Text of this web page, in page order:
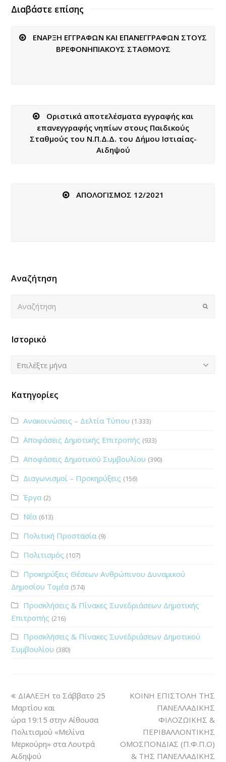
Διαβάστε επίσης
ΕΝΑΡΞΗ ΕΓΓΡΑΦΩΝ ΚΑΙ ΕΠΑΝΕΓΓΡΑΦΩΝ ΣΤΟΥΣ
ΒΡΕΦΟΝΗΠΙΑΚΟΥΣ ΣΤΑΘΜΟΥΣ
Οριστικά αποτελέσματα εγγραφής και
επανεγγραφής νηπίων στους Παιδικούς
Σταθμούς του Ν.Π.Δ.Δ. του Δήμου Ιστιαίας-
Αιδηψού
ΑΠΟΛΟΓΙΣΜΟΣ 12/2021
Αναζήτηση
Submit
Ιστορικό
Ιστορικό
Επιλέξτε μήνα
Κατηγορίες
Ανακοινώσεις – Δελτία Τύπου (1.333)
Αποφάσεις Δημοτικής Επιτροπής (933)
Αποφάσεις Δημοτικού Συμβουλίου (390)
Διαγωνισμοί – Προκηρύξεις (156)
Έργα (2)
Νέα (613)
Πολιτική Προστασία (9)
Πολιτισμός (107)
Προκηρύξεις Θέσεων Ανθρώπινου Δυναμικού
Δημοσίου Τομέα (574)
Προσκλήσεις & Πίνακες Συνεδριάσεων Δημοτικής
Επιτροπής (216)
Προσκλήσεις & Πίνακες Συνεδριάσεων Δημοτικού
Συμβουλίου (380)
ΔΙΑΛΕΞΗ το Σάββατο 25
Μαρτίου και
ώρα 19:15 στην Αίθουσα
Πολιτισμού «Μελίνα
Μερκούρη» στα Λουτρά
Αιδηψού
ΚΟΙΝΗ ΕΠΙΣΤΟΛΗ ΤΗΣ
ΠΑΝΕΛΛΑΔΙΚΗΣ
ΦΙΛΟΖΩΙΚΗΣ &
ΠΕΡΙΒΑΛΛΟΝΤΙΚΗΣ
ΟΜΟΣΠΟΝΔΙΑΣ (Π.Φ.Π.Ο)
& ΤΗΣ ΠΑΝΕΛΛΑΔΙΚΗΣ